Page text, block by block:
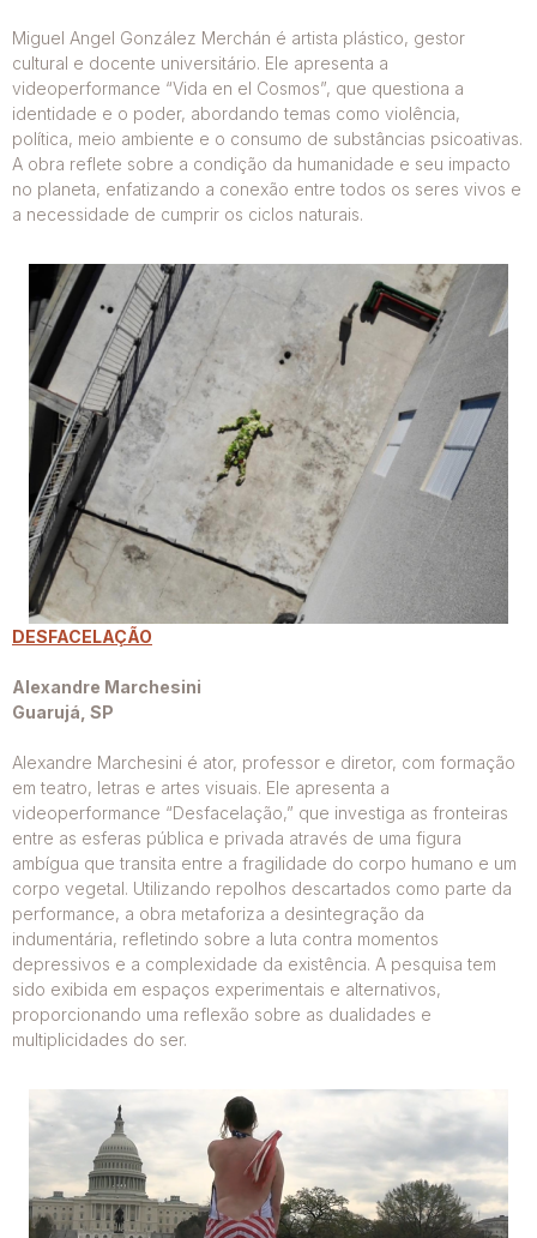
Miguel Angel González Merchán é artista plástico, gestor
cultural e docente universitário. Ele apresenta a
videoperformance “Vida en el Cosmos”, que questiona a
identidade e o poder, abordando temas como violência,
política, meio ambiente e o consumo de substâncias psicoativas.
A obra reflete sobre a condição da humanidade e seu impacto
no planeta, enfatizando a conexão entre todos os seres vivos e
a necessidade de cumprir os ciclos naturais.
DESFACELAÇÃO
Alexandre Marchesini
Guarujá, SP
Alexandre Marchesini é ator, professor e diretor, com formação
em teatro, letras e artes visuais. Ele apresenta a
videoperformance “Desfacelação,” que investiga as fronteiras
entre as esferas pública e privada através de uma figura
ambígua que transita entre a fragilidade do corpo humano e um
corpo vegetal. Utilizando repolhos descartados como parte da
performance, a obra metaforiza a desintegração da
indumentária, refletindo sobre a luta contra momentos
depressivos e a complexidade da existência. A pesquisa tem
sido exibida em espaços experimentais e alternativos,
proporcionando uma reflexão sobre as dualidades e
multiplicidades do ser.